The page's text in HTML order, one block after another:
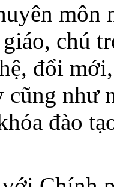
môn
chú
đổi
cũng như
đào